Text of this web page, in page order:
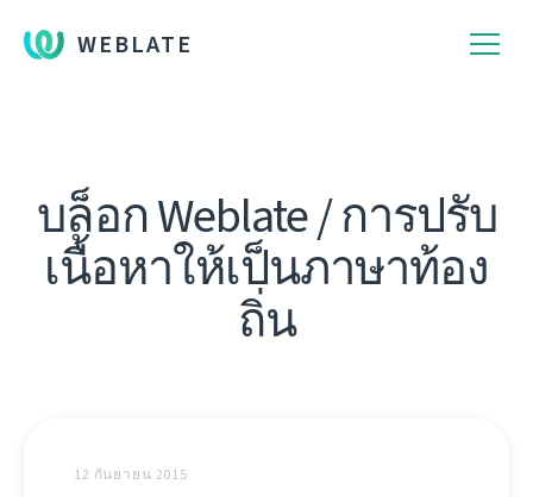
WEBLATE
บล็อก Weblate / การปรับ
เนื้อหาให้เป็นภาษาท้อง
ถิ่น
12 กันยายน 2015